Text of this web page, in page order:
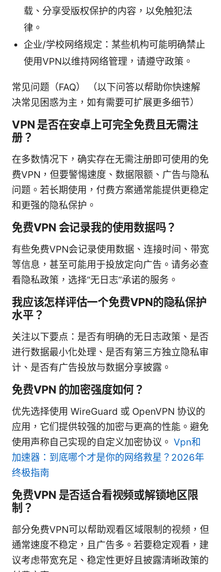
载、分享受版权保护的内容，以免触犯法
律。
企业/学校网络规定：某些机构可能明确禁止
使用VPN以维持网络管理，请遵守政策。
常见问题（FAQ） （以下问答以帮助你快速解
决常见困惑为主，如有需要可扩展更多细节）
VPN 是否在安卓上可完全免费且无需注
册？
在多数情况下，确实存在无需注册即可使用的免
费VPN，但要警惕速度、数据限额、广告与隐私
问题。若长期使用，付费方案通常能提供更稳定
和更强的隐私保护。
免费VPN 会记录我的使用数据吗？
有些免费VPN会记录使用数据、连接时间、带宽
等信息，甚至可能用于投放定向广告。请务必查
看隐私政策，选择“无日志”承诺的服务。
我应该怎样评估一个免费VPN的隐私保护
水平？
关注以下要点：是否有明确的无日志政策、是否
进行数据最小化处理、是否有第三方独立隐私审
计、是否有广告投放与数据分享披露。
免费VPN 的加密强度如何？
优先选择使用 WireGuard 或 OpenVPN 协议的
应用，它们提供较强的加密与更高的性能。避免
使用声称自己实现的自定义加密协议。 Vpn和
加速器：到底哪个才是你的网络救星？2026年
终极指南
免费VPN 是否适合看视频或解锁地区限
制？
部分免费VPN可以帮助观看区域限制的视频，但
通常速度不稳定，且广告多。若要稳定观看，建
议考虑带宽充足、稳定性更好且披露清晰政策的